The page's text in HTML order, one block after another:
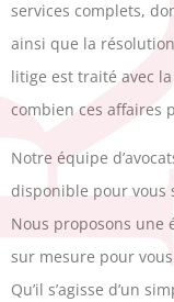
services complets,
ainsi que la
litige est traité avec
combien ces affaires
Notre équipe
disponible pour vous
Nous proposons une
sur mesure pour
Qu’il s’agisse d’un